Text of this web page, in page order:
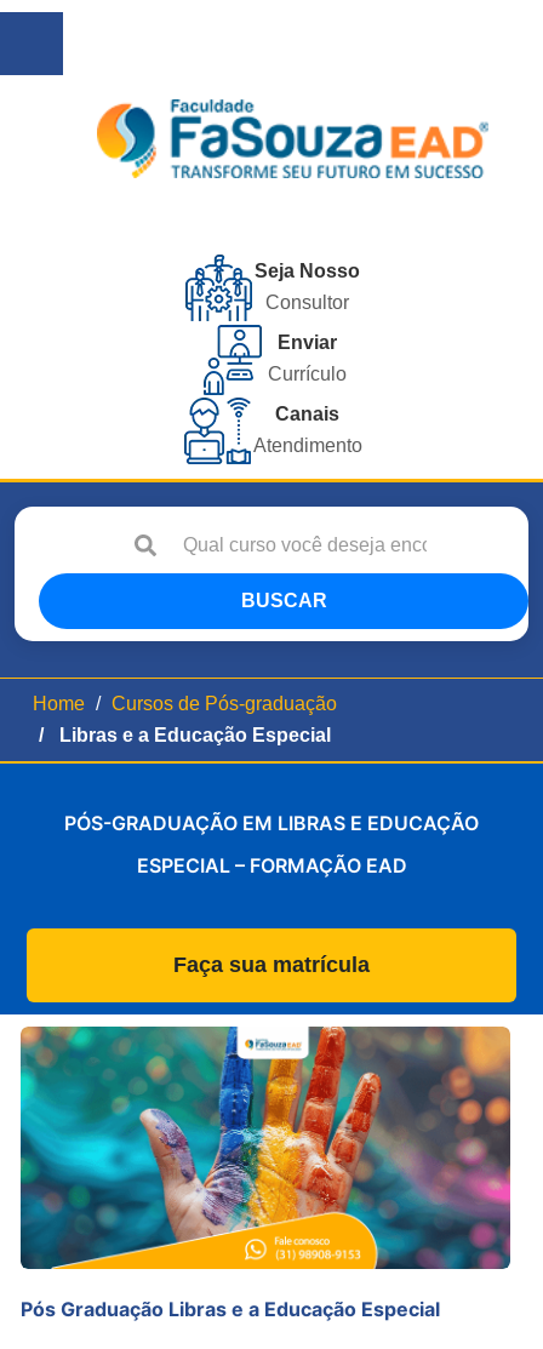
Seja Nosso
Consultor
Enviar
Currículo
Canais
Atendimento
BUSCAR
Home
Cursos de Pós-graduação
Libras e a Educação Especial
PÓS-GRADUAÇÃO EM LIBRAS E EDUCAÇÃO
ESPECIAL – FORMAÇÃO EAD
Faça sua matrícula
Pós Graduação Libras e a Educação Especial